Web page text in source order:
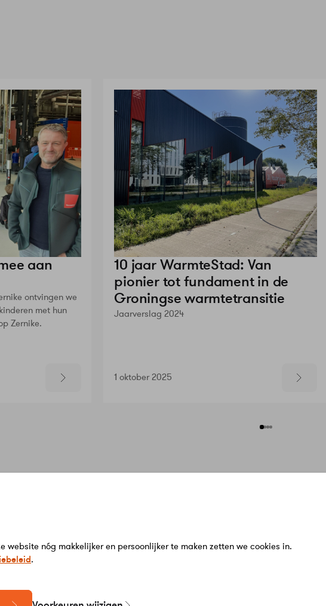
website nóg makkelijker en persoonlijker te maken zetten we cookies in.
.
aan
ontvingen we
met hun
Zernike.
10 jaar WarmteStad: Van
pionier tot fundament in de
Groningse warmtetransitie
Jaarverslag 2024
1 oktober 2025
Gegevens wijzigen
Contact